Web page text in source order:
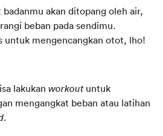
akan ditopang oleh air,
beban pada sendimu.
untuk mengencangkan otot, lho!
lakukan workout untuk
mengangkat beban atau latihan
.